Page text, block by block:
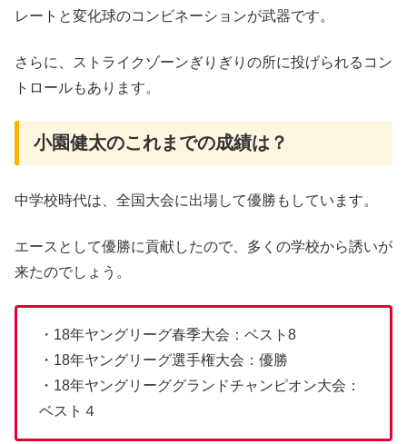
レートと変化球のコンビネーションが武器です。
さらに、ストライクゾーンぎりぎりの所に投げられるコン
トロールもあります。
小園健太のこれまでの成績は？
中学校時代は、全国大会に出場して優勝もしています。
エースとして優勝に貢献したので、多くの学校から誘いが
来たのでしょう。
・18年ヤングリーグ春季大会：ベスト8
・18年ヤングリーグ選手権大会：優勝
・18年ヤングリーググランドチャンピオン大会：
ベスト４